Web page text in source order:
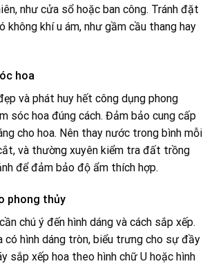
như cửa sổ hoặc ban công. Tránh đặt
không khí u ám, như gầm cầu thang hay
hoa
và phát huy hết công dụng phong
sóc hoa đúng cách. Đảm bảo cung cấp
cho hoa. Nên thay nước trong bình mỗi
và thường xuyên kiểm tra đất trồng
để đảm bảo độ ẩm thích hợp.
phong thủy
chú ý đến hình dáng và cách sắp xếp.
có hình dáng tròn, biểu trưng cho sự đầy
sắp xếp hoa theo hình chữ U hoặc hình